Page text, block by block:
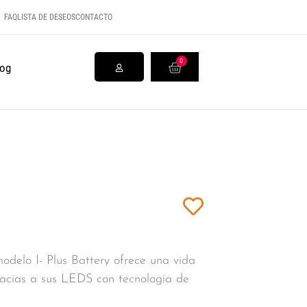
FAQLISTA DE DESEOSCONTACTO
0
I- Plus Battery ofrece una vida
a sus LEDS con tecnología de